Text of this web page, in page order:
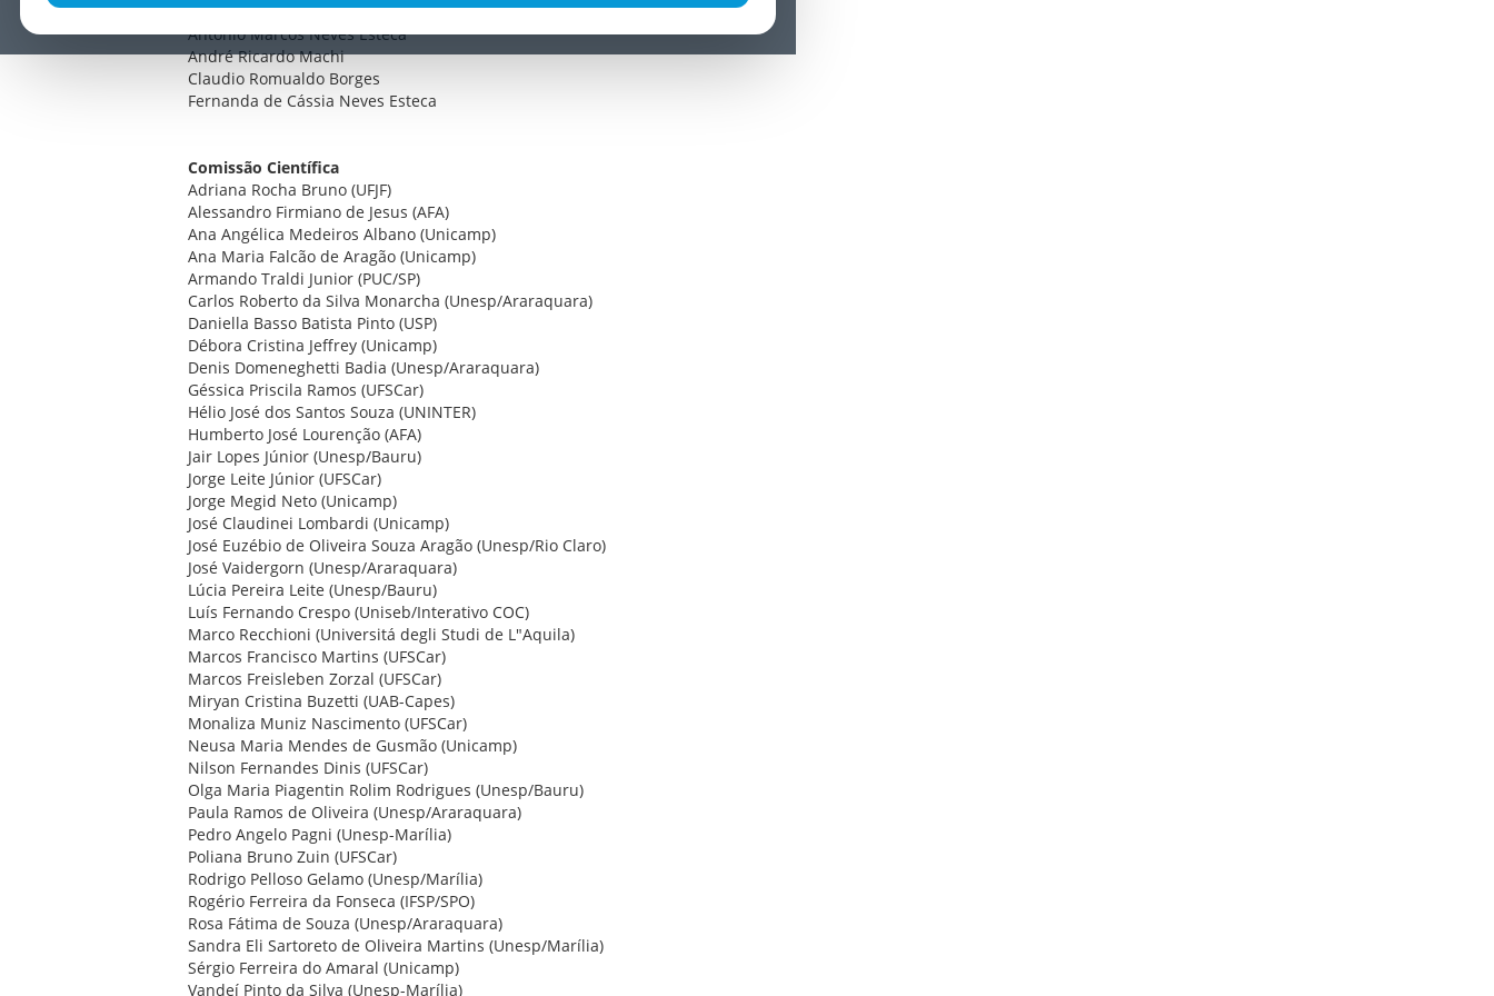
Comissão Editorial
Antonio Marcos Neves Esteca
André Ricardo Machi
Claudio Romualdo Borges
Fernanda de Cássia Neves Esteca
Comissão Científica
Adriana Rocha Bruno (UFJF)
Alessandro Firmiano de Jesus (AFA)
Ana Angélica Medeiros Albano (Unicamp)
Ana Maria Falcão de Aragão (Unicamp)
Armando Traldi Junior (PUC/SP)
Carlos Roberto da Silva Monarcha (Unesp/Araraquara)
Daniella Basso Batista Pinto (USP)
Débora Cristina Jeffrey (Unicamp)
Denis Domeneghetti Badia (Unesp/Araraquara)
Géssica Priscila Ramos (UFSCar)
Hélio José dos Santos Souza (UNINTER)
Humberto José Lourenção (AFA)
Jair Lopes Júnior (Unesp/Bauru)
Jorge Leite Júnior (UFSCar)
Jorge Megid Neto (Unicamp)
José Claudinei Lombardi (Unicamp)
José Euzébio de Oliveira Souza Aragão (Unesp/Rio Claro)
José Vaidergorn (Unesp/Araraquara)
Lúcia Pereira Leite (Unesp/Bauru)
Luís Fernando Crespo (Uniseb/Interativo COC)
Marco Recchioni (Universitá degli Studi de L"Aquila)
Marcos Francisco Martins (UFSCar)
Marcos Freisleben Zorzal (UFSCar)
Miryan Cristina Buzetti (UAB-Capes)
Monaliza Muniz Nascimento (UFSCar)
Neusa Maria Mendes de Gusmão (Unicamp)
Nilson Fernandes Dinis (UFSCar)
Olga Maria Piagentin Rolim Rodrigues (Unesp/Bauru)
Paula Ramos de Oliveira (Unesp/Araraquara)
Pedro Angelo Pagni (Unesp-Marília)
Poliana Bruno Zuin (UFSCar)
Rodrigo Pelloso Gelamo (Unesp/Marília)
Rogério Ferreira da Fonseca (IFSP/SPO)
Rosa Fátima de Souza (Unesp/Araraquara)
Sandra Eli Sartoreto de Oliveira Martins (Unesp/Marília)
Sérgio Ferreira do Amaral (Unicamp)
Vandeí Pinto da Silva (Unesp-Marília)